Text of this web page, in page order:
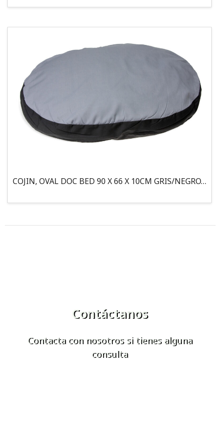
COJIN, OVAL DOC BED 90 X 66 X 10CM GRIS/NEGRO, 95°
Contáctanos
Contacta con nosotros si tienes alguna
consulta